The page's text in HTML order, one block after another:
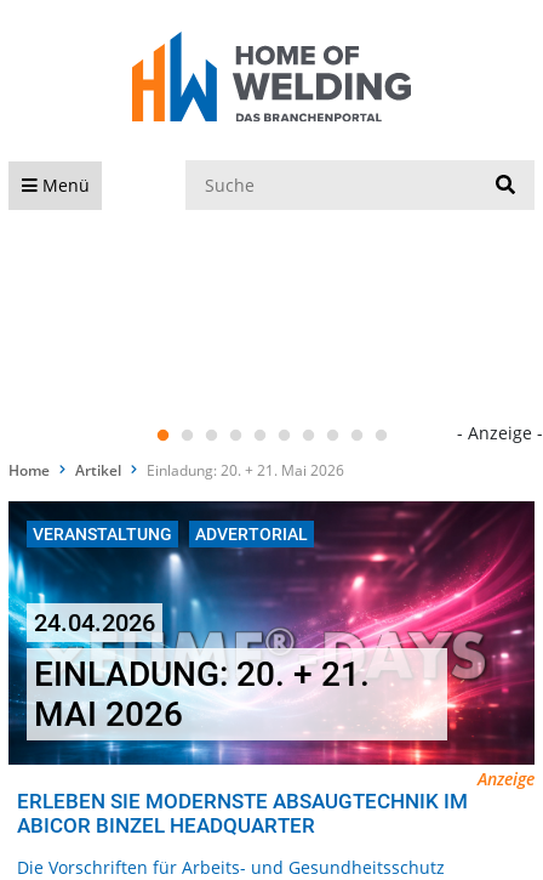
Menü
- Anzeige -
Home Artikel Einladung: 20. + 21. Mai 2026
VERANSTALTUNG ADVERTORIAL
24.04.2026
EINLADUNG: 20. + 21.
MAI 2026
Anzeige
ERLEBEN SIE MODERNSTE ABSAUGTECHNIK IM
ABICOR BINZEL HEADQUARTER
Die Vorschriften für Arbeits- und Gesundheitsschutz